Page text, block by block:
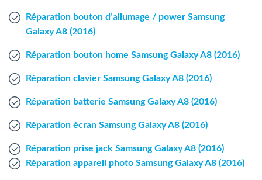
Agent Mac
En
Réparation bouton d’allumage / power Samsung
Galaxy A8 (2016)
Réparation bouton home Samsung Galaxy A8 (2016)
Réparation clavier Samsung Galaxy A8 (2016)
Réparation batterie Samsung Galaxy A8 (2016)
Réparation écran Samsung Galaxy A8 (2016)
Réparation prise jack Samsung Galaxy A8 (2016)
Réparation appareil photo Samsung Galaxy A8 (2016)